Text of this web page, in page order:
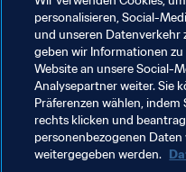
Deutschland verloren."
wir ein anderes Mal
Verwandte
personalisieren, Social-
und unseren Datenverkehr
geben wir Informationen
Website an unsere Social-
Analysepartner weiter. Sie
Präferenzen wählen, indem
rechts klicken und
personenbezogenen
weitergegeben werden.